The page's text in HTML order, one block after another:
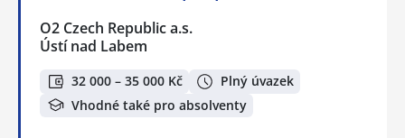
O2 Czech Republic a.s.
Ústí nad Labem
32 000 – 35 000 Kč
Plný úvazek
Vhodné také pro absolventy